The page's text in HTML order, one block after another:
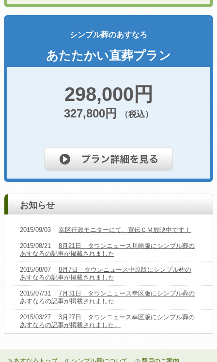
シンプル葬のあすなろ
あたたかい直葬プラン
298,000円
327,800円 （税込）
お知らせ
2015/09/03 幸区行政モニターにて、宣伝ＣＭ放映中です！
2015/08/21
8月21日 タウンニュース川崎版にシンプル葬の
あすなろの記事が掲載されました
2015/08/07
8月7日 タウンニュース中原版にシンプル葬の
あすなろの記事が掲載されました
2015/07/31
7月31日 タウンニュース幸区版にシンプル葬の
あすなろの記事が掲載されました
2015/03/27
3月27日 タウンニュース幸区版にシンプル葬の
あすなろの記事が掲載されました。